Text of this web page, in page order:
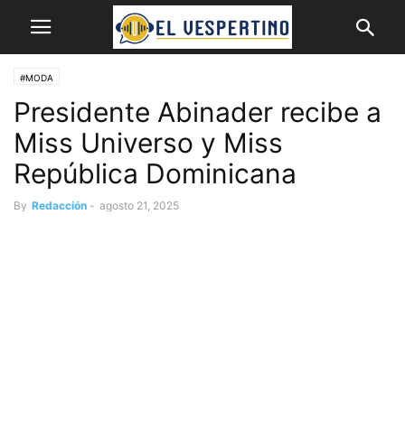
#MODA
Presidente Abinader recibe a
Miss Universo y Miss
República Dominicana
By Redacción - agosto 21, 2025